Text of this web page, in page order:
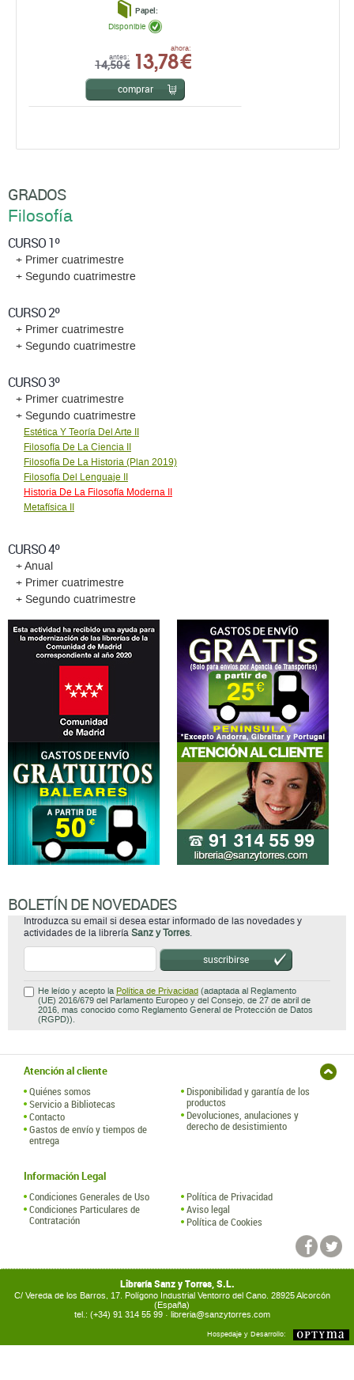
Papel:
antes:
14,50 €
ahora:
13,78 €
Disponible
comprar
GRADOS
Filosofía
CURSO 1º
+ Primer cuatrimestre
+ Segundo cuatrimestre
CURSO 2º
+ Primer cuatrimestre
+ Segundo cuatrimestre
CURSO 3º
+ Primer cuatrimestre
+ Segundo cuatrimestre
Estética Y Teoría Del Arte II
Filosofía De La Ciencia II
Filosofía De La Historia (Plan 2019)
Filosofía Del Lenguaje II
Historia De La Filosofía Moderna II
Metafísica II
CURSO 4º
+ Anual
+ Primer cuatrimestre
+ Segundo cuatrimestre
BOLETÍN DE NOVEDADES
Introduzca su email si desea estar informado de las novedades y
actividades de la librería Sanz y Torres.
suscribirse
He leído y acepto la Política de Privacidad (adaptada al Reglamento
(UE) 2016/679 del Parlamento Europeo y del Consejo, de 27 de abril de
2016, mas conocido como Reglamento General de Protección de Datos
(RGPD)).
Atención al cliente
Quiénes somos
Servicio a Bibliotecas
Contacto
Gastos de envío y tiempos de
entrega
Disponibilidad y garantía de los
productos
Devoluciones, anulaciones y
derecho de desistimiento
Información Legal
Condiciones Generales de Uso
Condiciones Particulares de
Contratación
Política de Privacidad
Aviso legal
Política de Cookies
Librería Sanz y Torres, S.L.
C/ Vereda de los Barros, 17. Polígono Industrial Ventorro del Cano. 28925 Alcorcón
(España)
tel.: (+34) 91 314 55 99 · libreria@sanzytorres.com
Hospedaje y Desarrollo: